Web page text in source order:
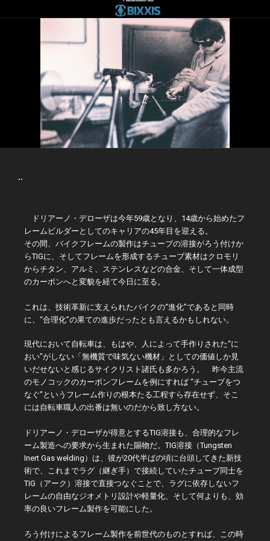
EPOPEA
Grande ritorno di bici italiane
..
ドリアーノ・デローザは今年59歳となり、14歳から始めたフ
レームビルダーとしてのキャリアの45年目を迎える。
その間、バイクフレームの製作はチューブの溶接がろう付けか
らTIGに、そしてフレームを形成するチューブ素材はクロモリ
からチタン、アルミ、ステンレスなどの合金、そして一体成型
のカーボンへと変貌を経て今日に至る。
これは、技術革新に支えられたバイクの“進化”であると同時
に、“合理化”の果ての進歩だったとも言えるかもしれない。
現代において自転車は、もはや、人によって手作りされた“に
おい”がしない「無機質で味気ない機材」としての価値しか見
いだせないと感じるサイクリスト諸氏も多かろう。 昨今主流
のモノコックのカーボンフレームを例にすれば “チューブをつ
なぐ”というフレーム作りの根本たる工程すら存在せず、そこ
には自転車職人の出番は無いのだから致し方ない。
ドリアーノ・デローザが得意とするTIG溶接も、合理的なフレ
ーム製造への要求から生まれた賜物だ。TIG溶接（Tungsten
Inert Gas welding）は、彼が20代半ばの頃に台頭してきた新技
術で、これまでラグ（継ぎ手）で接続していたチューブ同士を
TIG（アーク）溶接で直接つなぐことで、ラグに依存しないフ
レームの自由なジオメトリ設計や軽量化、そして何よりも、効
率の良いフレーム製作を可能にした。
ろう付けによるフレーム製作を前世代のものとすれば、この時